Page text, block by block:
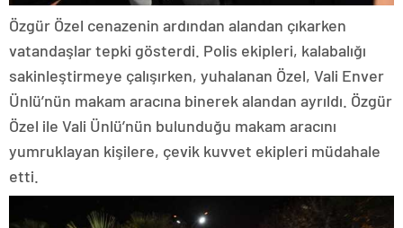
Özgür Özel cenazenin ardından alandan çıkarken
vatandaşlar tepki gösterdi. Polis ekipleri, kalabalığı
sakinleştirmeye çalışırken, yuhalanan Özel, Vali Enver
Ünlü’nün makam aracına binerek alandan ayrıldı. Özgür
Özel ile Vali Ünlü’nün bulunduğu makam aracını
yumruklayan kişilere, çevik kuvvet ekipleri müdahale
etti.